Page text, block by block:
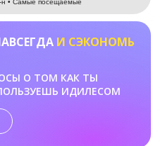
н • Самые посещаемые
И СЭКОНОМЬ
О ТОМ КАК ТЫ
ИДИЛЕСОМ